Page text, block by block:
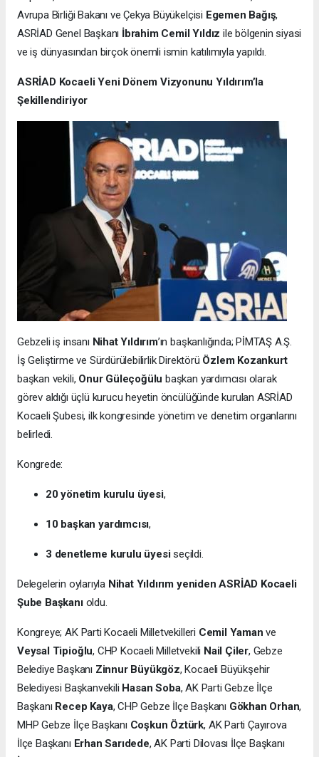
Avrupa Birliği Bakanı ve Çekya Büyükelçisi Egemen Bağış,
ASRİAD Genel Başkanı İbrahim Cemil Yıldız ile bölgenin siyasi
ve iş dünyasından birçok önemli ismin katılımıyla yapıldı.
ASRİAD Kocaeli Yeni Dönem Vizyonunu Yıldırım’la
Şekillendiriyor
Gebzeli iş insanı Nihat Yıldırım’ın başkanlığında; PİMTAŞ A.Ş.
İş Geliştirme ve Sürdürülebilirlik Direktörü Özlem Kozankurt
başkan vekili, Onur Güleçoğülu başkan yardımcısı olarak
görev aldığı üçlü kurucu heyetin öncülüğünde kurulan ASRİAD
Kocaeli Şubesi, ilk kongresinde yönetim ve denetim organlarını
belirledi.
Kongrede:
20 yönetim kurulu üyesi,
10 başkan yardımcısı,
3 denetleme kurulu üyesiseçildi.
Delegelerin oylarıyla Nihat Yıldırım yeniden ASRİAD Kocaeli
Şube Başkanıoldu.
Kongreye; AK Parti Kocaeli Milletvekilleri Cemil Yaman ve
Veysal Tipioğlu, CHP Kocaeli Milletvekili Nail Çiler, Gebze
Belediye Başkanı Zinnur Büyükgöz, Kocaeli Büyükşehir
Belediyesi Başkanvekili Hasan Soba, AK Parti Gebze İlçe
Başkanı Recep Kaya, CHP Gebze İlçe Başkanı Gökhan Orhan,
MHP Gebze İlçe Başkanı Coşkun Öztürk, AK Parti Çayırova
İlçe Başkanı Erhan Sarıdede, AK Parti Dilovası İlçe Başkanı